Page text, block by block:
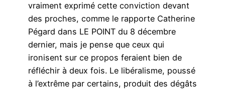
vraiment exprimé cette conviction devant
des proches, comme le rapporte Catherine
Pégard dans LE POINT du 8 décembre
dernier, mais je pense que ceux qui
ironisent sur ce propos feraient bien de
réfléchir à deux fois. Le libéralisme, poussé
à l’extrême par certains, produit des dégâts